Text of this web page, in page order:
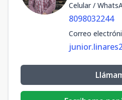
Celular /
8098032244
Correo